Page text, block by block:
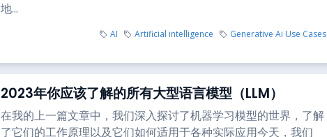
地...
AI Artificial intelligence Generative Ai Use Cases
2023年你应该了解的所有大型语言模型（LLM）
在我的上一篇文章中，我们深入探讨了机器学习模型的世界，了解
了它们的工作原理以及它们如何适用于各种实际应用今天，我们